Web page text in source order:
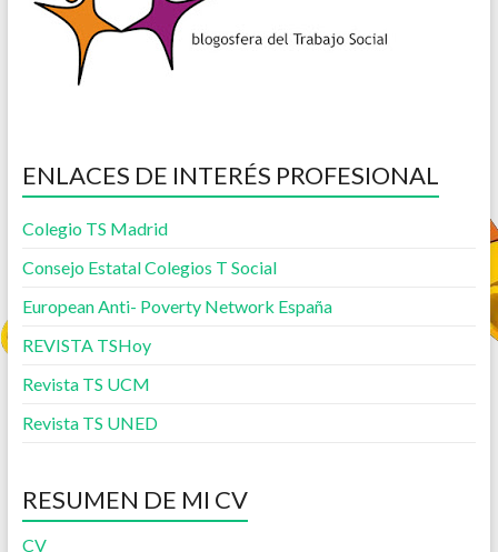
ENLACES DE INTERÉS PROFESIONAL
Colegio TS Madrid
Consejo Estatal Colegios T Social
European Anti- Poverty Network España
REVISTA TSHoy
Revista TS UCM
Revista TS UNED
RESUMEN DE MI CV
CV